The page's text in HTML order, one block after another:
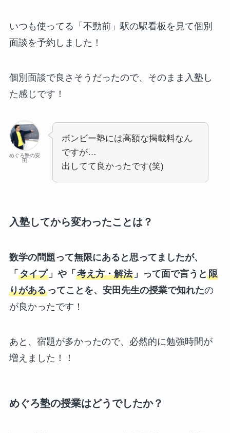
いつも使ってる「不動前」駅の駅看板を見て個別
面談を予約しました！
個別面談で良さそうだったので、そのまま入塾し
た感じです！
めぐろ塾の安
田
ボンビー塾には高額な掲載料なん
ですが…
出してて良かったです(笑)
入塾してから変わったことは？
数学の問題って無限にあると思ってましたが、
「 タイプ」や「 考え方・解法」って面で言うと 限
りがあるってことを、安田先生の授業で知れたの
が良かったです！
あと、宿題が多かったので、必然的に勉強時間が
増えました！！
めぐろ塾の授業はどうでしたか？